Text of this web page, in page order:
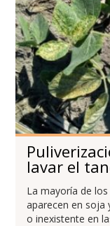
lavar el
La mayoría de
aparecen en soja
o inexistente en